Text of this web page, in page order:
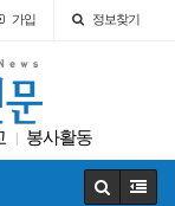
가입 정보찾기
봉사활동